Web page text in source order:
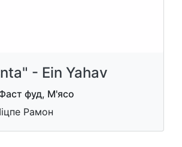
- Ein Yahav
фуд, М'ясо
Рамон